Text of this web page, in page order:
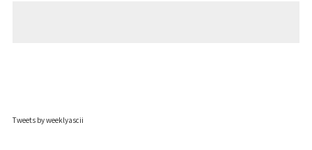
Tweets by weeklyascii